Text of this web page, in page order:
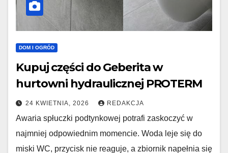
DOM I OGRÓD
Kupuj części do Geberita w
hurtowni hydraulicznej PROTERM
24 KWIETNIA, 2026 REDAKCJA
Awaria spłuczki podtynkowej potrafi zaskoczyć w
najmniej odpowiednim momencie. Woda leje się do
miski WC, przycisk nie reaguje, a zbiornik napełnia się